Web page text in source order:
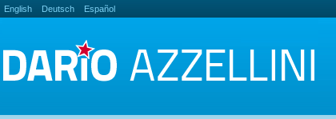
English Deutsch Español